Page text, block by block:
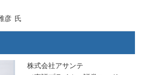
彦 氏
株式会社アサンテ